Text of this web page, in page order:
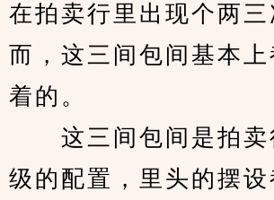
在拍卖行里出现个两三
而，这三间包间基本上
着的。
这三间包间是拍卖
级的配置，里头的摆设